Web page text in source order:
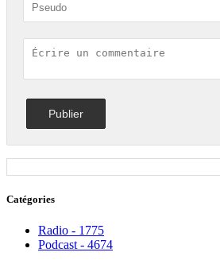
Catégories
Radio - 1775
Podcast - 4674